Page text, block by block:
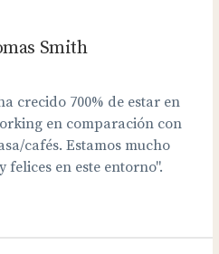
Smith
crecido 700% de estar en
en comparación con
cafés. Estamos mucho
felices en este entorno".